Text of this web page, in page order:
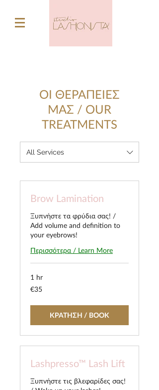
OI ΘΕΡΑΠΕΙΕΣ
ΜΑΣ / OUR
TREATMENTS
All Services
Brow Lamination
Ξυπνήστε τα φρύδια σας! /
Add volume and definition to
your eyebrows!
Περισσότερα / Learn More
1 hr
35
euros
€35
ΚΡΑΤΗΣΗ / BOOK
Lashpresso™ Lash Lift
Ξυπνήστε τις βλεφαρίδες σας!